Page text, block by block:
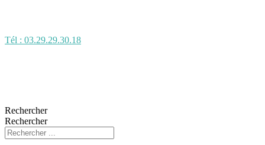
Tél : 03.29.29.30.18
Rechercher
Rechercher